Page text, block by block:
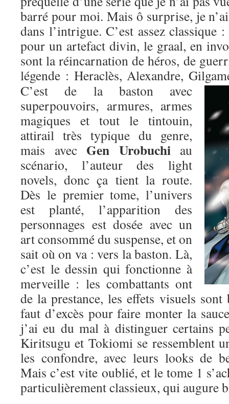
barré pour moi. Mais ô surprise, je
dans l’intrigue. C’est assez classique
pour un artefact divin, le graal, en
sont la réincarnation de héros, de
légende : Heraclès, Alexandre,
C’est de la baston avec
superpouvoirs, armures, armes
magiques et tout le tintouin,
attirail très typique du genre,
mais avec Gen Urobuchiau
scénario, l’auteur des light
novels, donc ça tient la route.
Dès le premier tome, l’univers
est planté, l’apparition des
personnages est dosée avec un
art consommé du suspense, et on
sait où on va : vers la baston. Là,
c’est le dessin qui fonctionne à
merveille : les combattants ont
de la prestance, les effets visuels sont
faut d’excès pour faire monter la
j’ai eu du mal à distinguer certains
Kiritsugu et Tokiomi se ressemblent
les confondre, avec leurs looks de
Mais c’est vite oublié, et le tome 1
particulièrement classieux, qui augure